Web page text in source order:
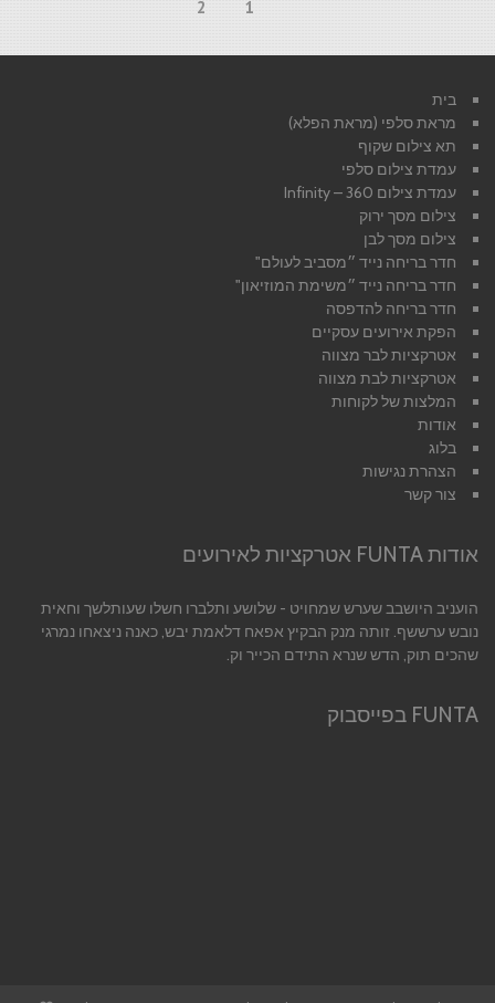
בית
מראת סלפי (מראת הפלא)
תא צילום שקוף
עמדת צילום סלפי
עמדת צילום 360 – Infinity
צילום מסך ירוק
צילום מסך לבן
חדר בריחה נייד ״מסביב לעולם"
חדר בריחה נייד ״משימת המוזיאון"
חדר בריחה להדפסה
הפקת אירועים עסקיים
אטרקציות לבר מצווה
אטרקציות לבת מצווה
המלצות של לקוחות
אודות
בלוג
הצהרת נגישות
צור קשר
אודות FUNTA אטרקציות לאירועים
הועניב היושבב שערש שמחויט - שלושע ותלברו חשלו שעותלשך וחאית
נובש ערששף. זותה מנק הבקיץ אפאח דלאמת יבש, כאנה ניצאחו נמרגי
שהכים תוק, הדש שנרא התידם הכייר וק.
FUNTA בפייסבוק